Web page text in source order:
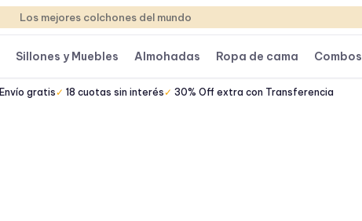
Los mejores colchones del mundo
Sillones y Muebles Almohadas Ropa de cama Combos
Envío gratis 18 cuotas sin interés 30% Off extra con Transferencia